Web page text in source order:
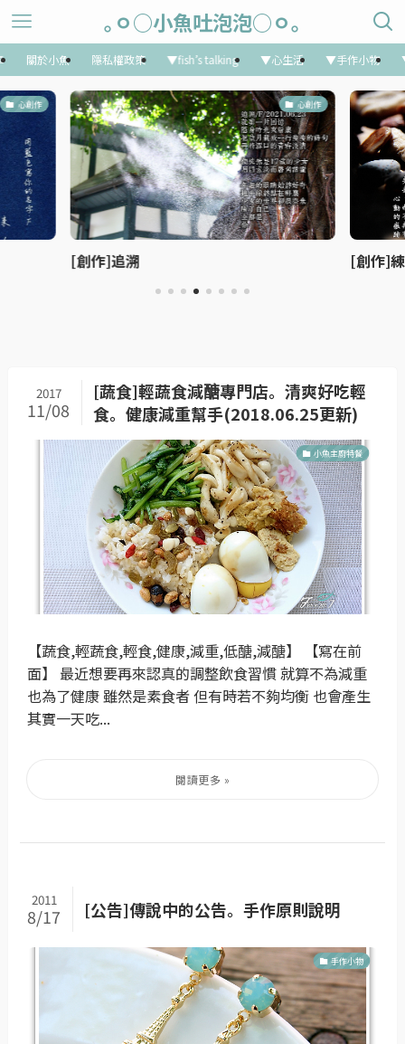
｡ㅇ○小魚吐泡泡○ㅇ｡
關於小魚 隱私權政策 ▼fish’s talking ▼心生活 ▼手作小物
心創作 心創作
[創作]追溯 [創作]
[蔬食]輕蔬食減醣專門店。清爽好吃輕
食。健康減重幫手(2018.06.25更新)
2017
11/08
小魚主廚特餐
【蔬食,輕蔬食,輕食,健康,減重,低醣,減醣】 【寫在前
面】 最近想要再來認真的調整飲食習慣 就算不為減重
也為了健康 雖然是素食者 但有時若不夠均衡 也會產生
其實一天吃...
[公告]傳說中的公告。手作原則說明
2011
8/17
手作小物